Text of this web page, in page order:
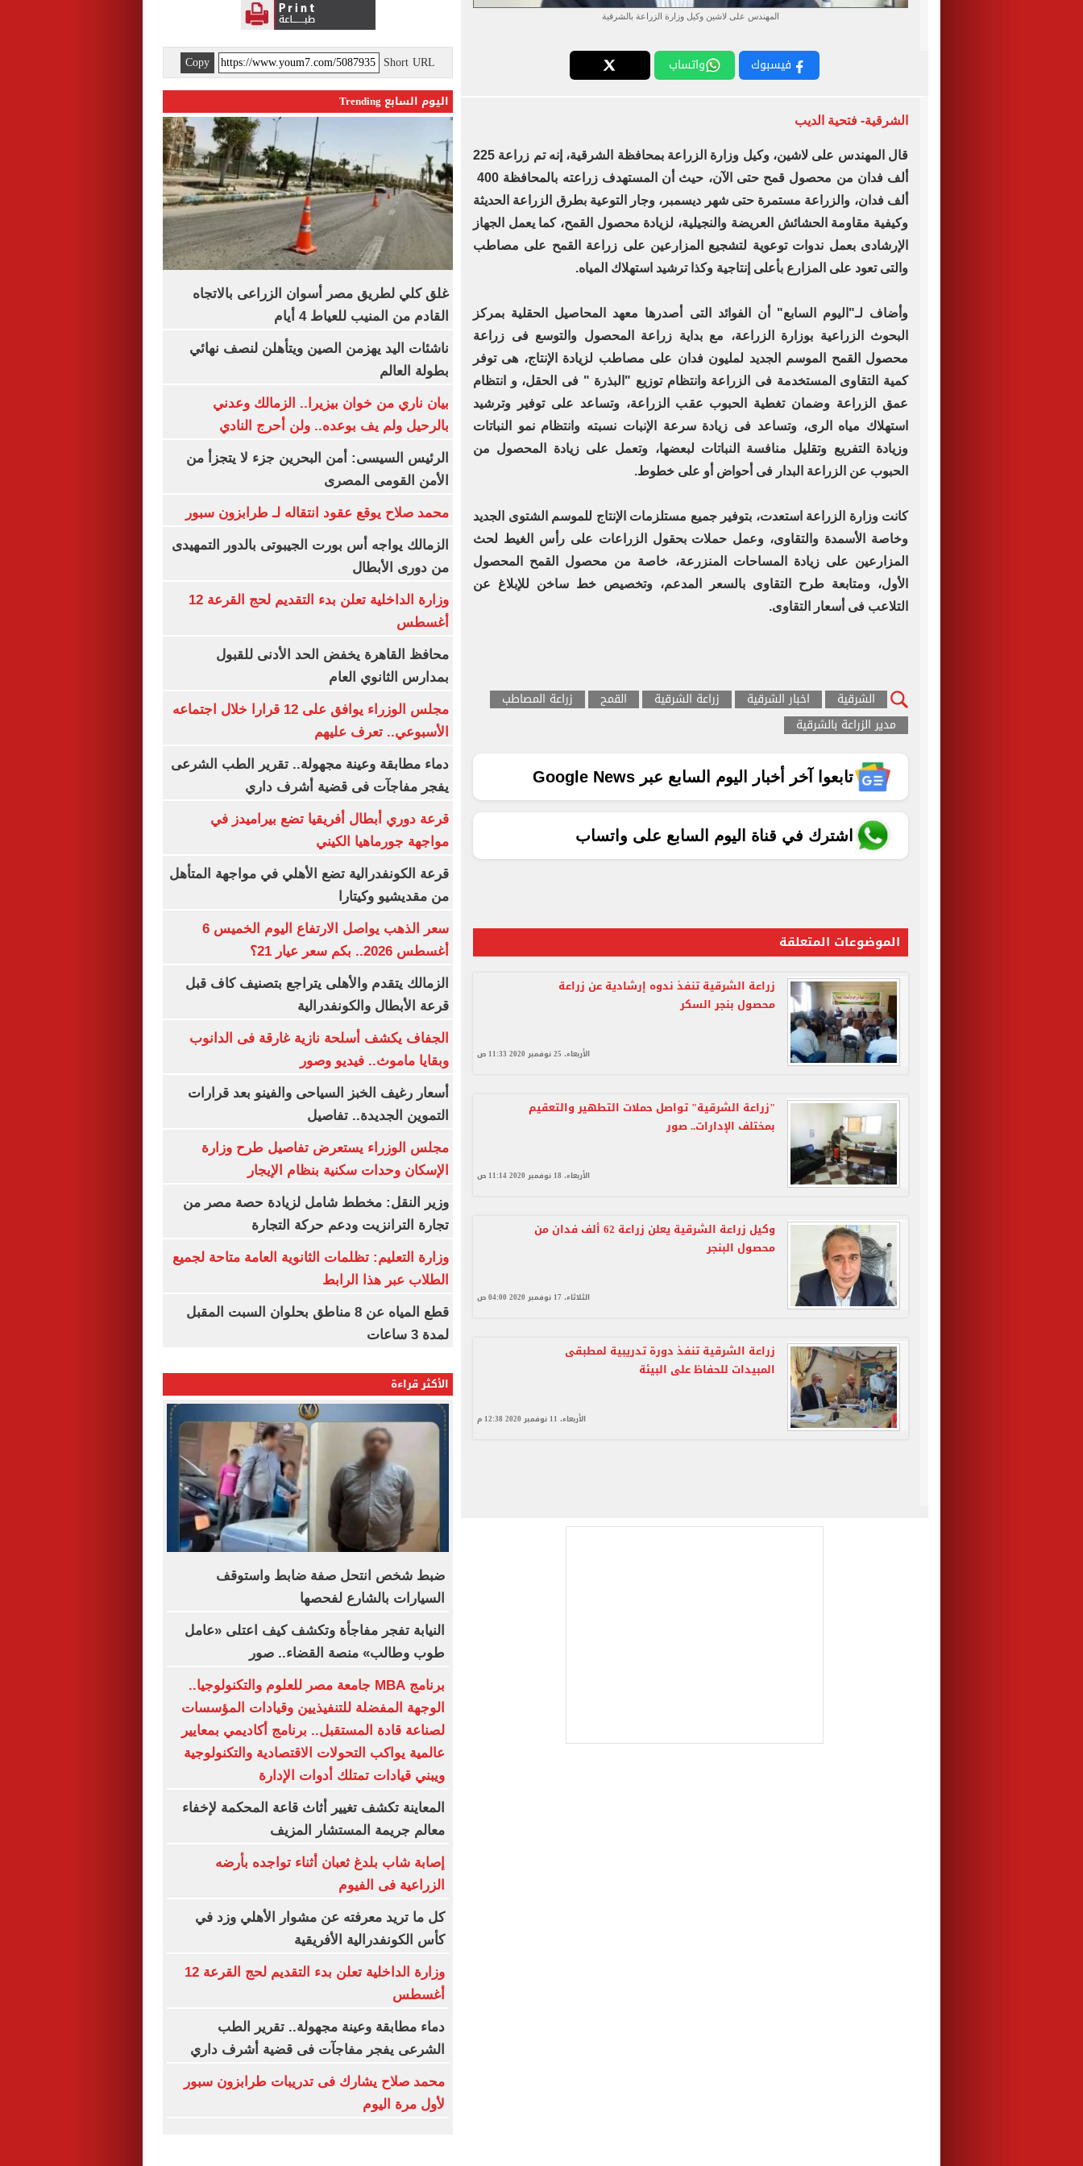
المهندس على لاشين وكيل وزارة الزراعة بالشرقية
فيسبوك واتساب
الشرقية- فتحية الديب
قال المهندس على لاشين، وكيل وزارة الزراعة بمحافظة الشرقية، إنه تم زراعة 225
ألف فدان من محصول قمح حتى الآن، حيث أن المستهدف زراعته بالمحافظة 400
ألف فدان، والزراعة مستمرة حتى شهر ديسمبر، وجار التوعية بطرق الزراعة الحديثة
وكيفية مقاومة الحشائش العريضة والنجيلية، لزيادة محصول القمح، كما يعمل الجهاز
الإرشادى بعمل ندوات توعوية لتشجيع المزارعين على زراعة القمح على مصاطب
والتى تعود على المزارع بأعلى إنتاجية وكذا ترشيد استهلاك المياه.
وأضاف لـ"اليوم السابع" أن الفوائد التى أصدرها معهد المحاصيل الحقلية بمركز
البحوث الزراعية بوزارة الزراعة، مع بداية زراعة المحصول والتوسع فى زراعة
محصول القمح الموسم الجديد لمليون فدان على مصاطب لزيادة الإنتاج، هى توفر
كمية التقاوى المستخدمة فى الزراعة وانتظام توزيع "البذرة " فى الحقل، و انتظام
عمق الزراعة وضمان تغطية الحبوب عقب الزراعة، وتساعد على توفير وترشيد
استهلاك مياه الرى، وتساعد فى زيادة سرعة الإنبات نسبته وانتظام نمو النباتات
وزيادة التفريع وتقليل منافسة النباتات لبعضها، وتعمل على زيادة المحصول من
الحبوب عن الزراعة البدار فى أحواض أو على خطوط.
كانت وزارة الزراعة استعدت، بتوفير جميع مستلزمات الإنتاج للموسم الشتوى الجديد
وخاصة الأسمدة والتقاوى، وعمل حملات بحقول الزراعات على رأس الغيط لحث
المزارعين على زيادة المساحات المنزرعة، خاصة من محصول القمح المحصول
الأول، ومتابعة طرح التقاوى بالسعر المدعم، وتخصيص خط ساخن للإبلاغ عن
التلاعب فى أسعار التقاوى.
الشرقية اخبار الشرقية زراعة الشرقية القمح
زراعة المصاطب
مدير الزراعة بالشرقية
تابعوا آخر أخبار اليوم السابع عبر Google News
اشترك في قناة اليوم السابع على واتساب
الموضوعات المتعلقة
زراعة الشرقية تنفذ ندوه إرشادية عن زراعة
محصول بنجر السكر
الأربعاء، 25 نوفمبر 2020 11:33 ص
"زراعة الشرقية" تواصل حملات التطهير والتعقيم
بمختلف الإدارات.. صور
الأربعاء، 18 نوفمبر 2020 11:14 ص
وكيل زراعة الشرقية يعلن زراعة 62 ألف فدان من
محصول البنجر
الثلاثاء، 17 نوفمبر 2020 04:00 ص
زراعة الشرقية تنفذ دورة تدريبية لمطبقى
المبيدات للحفاظ على البيئة
الأربعاء، 11 نوفمبر 2020 12:38 م
Short URL
Copy
اليوم السابع Trending
غلق كلي لطريق مصر أسوان الزراعى بالاتجاه
القادم من المنيب للعياط 4 أيام
ناشئات اليد يهزمن الصين ويتأهلن لنصف نهائي
بطولة العالم
بيان ناري من خوان بيزيرا.. الزمالك وعدني
بالرحيل ولم يف بوعده.. ولن أحرج النادي
الرئيس السيسى: أمن البحرين جزء لا يتجزأ من
الأمن القومى المصرى
محمد صلاح يوقع عقود انتقاله لـ طرابزون سبور
الزمالك يواجه أس بورت الجيبوتى بالدور التمهيدى
من دورى الأبطال
وزارة الداخلية تعلن بدء التقديم لحج القرعة 12
أغسطس
محافظ القاهرة يخفض الحد الأدنى للقبول
بمدارس الثانوي العام
مجلس الوزراء يوافق على 12 قرارا خلال اجتماعه
الأسبوعي.. تعرف عليهم
دماء مطابقة وعينة مجهولة.. تقرير الطب الشرعى
يفجر مفاجآت فى قضية أشرف داري
قرعة دوري أبطال أفريقيا تضع بيراميدز في
مواجهة جورماهيا الكيني
قرعة الكونفدرالية تضع الأهلي في مواجهة المتأهل
من مقديشيو وكيتارا
سعر الذهب يواصل الارتفاع اليوم الخميس 6
أغسطس 2026.. بكم سعر عيار 21؟
الزمالك يتقدم والأهلى يتراجع بتصنيف كاف قبل
قرعة الأبطال والكونفدرالية
الجفاف يكشف أسلحة نازية غارقة فى الدانوب
وبقايا ماموث.. فيديو وصور
أسعار رغيف الخبز السياحى والفينو بعد قرارات
التموين الجديدة.. تفاصيل
مجلس الوزراء يستعرض تفاصيل طرح وزارة
الإسكان وحدات سكنية بنظام الإيجار
وزير النقل: مخطط شامل لزيادة حصة مصر من
تجارة الترانزيت ودعم حركة التجارة
وزارة التعليم: تظلمات الثانوية العامة متاحة لجميع
الطلاب عبر هذا الرابط
قطع المياه عن 8 مناطق بحلوان السبت المقبل
لمدة 3 ساعات
الأكثر قراءة
ضبط شخص انتحل صفة ضابط واستوقف
السيارات بالشارع لفحصها
النيابة تفجر مفاجأة وتكشف كيف اعتلى «عامل
طوب وطالب» منصة القضاء.. صور
برنامج MBA جامعة مصر للعلوم والتكنولوجيا..
الوجهة المفضلة للتنفيذيين وقيادات المؤسسات
لصناعة قادة المستقبل.. برنامج أكاديمي بمعايير
عالمية يواكب التحولات الاقتصادية والتكنولوجية
ويبني قيادات تمتلك أدوات الإدارة
المعاينة تكشف تغيير أثاث قاعة المحكمة لإخفاء
معالم جريمة المستشار المزيف
إصابة شاب بلدغ ثعبان أثناء تواجده بأرضه
الزراعية فى الفيوم
كل ما تريد معرفته عن مشوار الأهلي وزد في
كأس الكونفدرالية الأفريقية
وزارة الداخلية تعلن بدء التقديم لحج القرعة 12
أغسطس
دماء مطابقة وعينة مجهولة.. تقرير الطب
الشرعى يفجر مفاجآت فى قضية أشرف داري
محمد صلاح يشارك فى تدريبات طرابزون سبور
لأول مرة اليوم